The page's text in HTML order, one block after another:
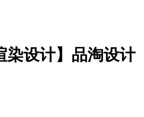
染设计】品淘设计